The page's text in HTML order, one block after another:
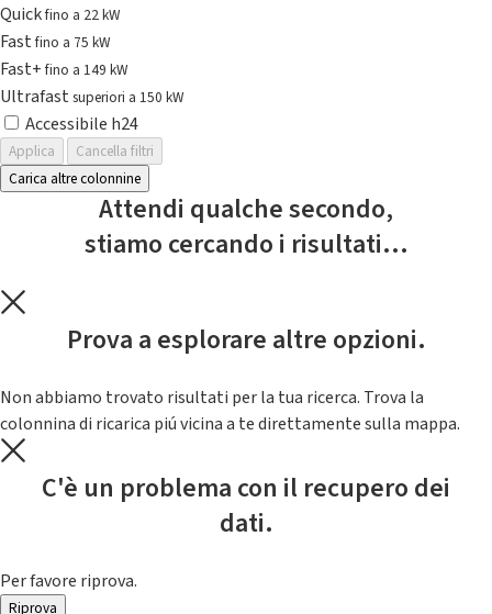
Quickfino a 22 kW
Fastfino a 75 kW
Fast+fino a 149 kW
Ultrafast superiori a 150 kW
Accessibile h24
Applica
Cancella filtri
Carica altre colonnine
Attendi qualche secondo,
stiamo cercando i risultati...
Prova a esplorare altre opzioni.
Non abbiamo trovato risultati per la tua ricerca. Trova la
colonnina di ricarica piú vicina a te direttamente sulla mappa.
C'è un problema con il recupero dei
dati.
Per favore riprova.
Riprova